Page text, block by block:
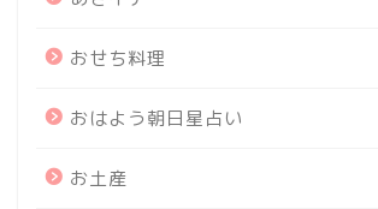
おせち料理
おはよう朝日星占い
お土産